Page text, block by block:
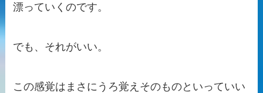
漂っていくのです。
でも、それがいい。
この感覚はまさにうろ覚えそのものといっていい